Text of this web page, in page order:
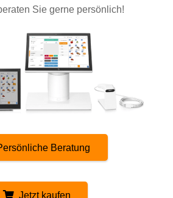
Sie gerne persönlich!
Beratung
Jetzt kaufen